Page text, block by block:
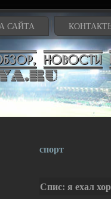
САЙТА
спорт
Спис: я ехал